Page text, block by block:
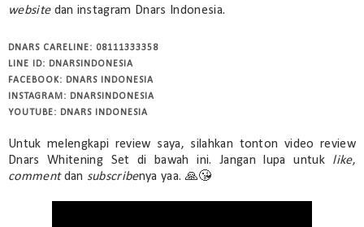
websitedan instagram Dnars Indonesia.
DNARS CARELINE: 08111333358
LINE ID: DNARSINDONESIA
FACEBOOK: DNARS INDONESIA
INSTAGRAM: DNARSINDONESIA
YOUTUBE: DNARS INDONESIA
Untuk melengkapi review saya, silahkan tonton video review
Dnars Whitening Set di bawah ini. Jangan lupa untuk like,
commentdan subscribenya yaa. 🙏😘